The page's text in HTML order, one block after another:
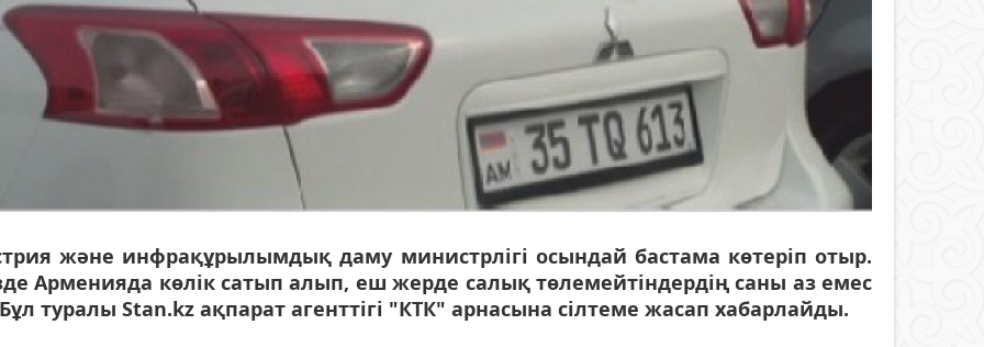
және инфрақұрылымдық даму министрлігі осындай бастама көтеріп отыр.
Арменияда көлік сатып алып, еш жерде салық төлемейтіндердің саны аз емес
туралы Stan.kz ақпарат агенттігі "КТК" арнасына сілтеме жасап хабарлайды.